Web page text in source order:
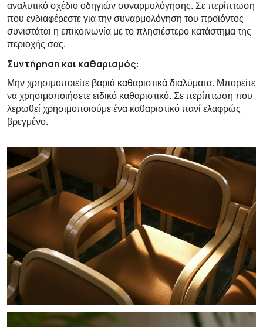
αναλυτικό σχέδιο οδηγιών συναρμολόγησης. Σε περίπτωση
που ενδιαφέρεστε για την συναρμολόγηση του προϊόντος
συνιστάται η επικοινωνία με το πλησιέστερο κατάστημα της
περιοχής σας.
Συντήρηση και καθαρισμός:
Μην χρησιμοποιείτε βαριά καθαριστικά διαλύματα. Μπορείτε
να χρησιμοποιήσετε ειδικό καθαριστικό. Σε περίπτωση που
λερωθεί χρησιμοποιούμε ένα καθαριστικό πανί ελαφρώς
βρεγμένο.